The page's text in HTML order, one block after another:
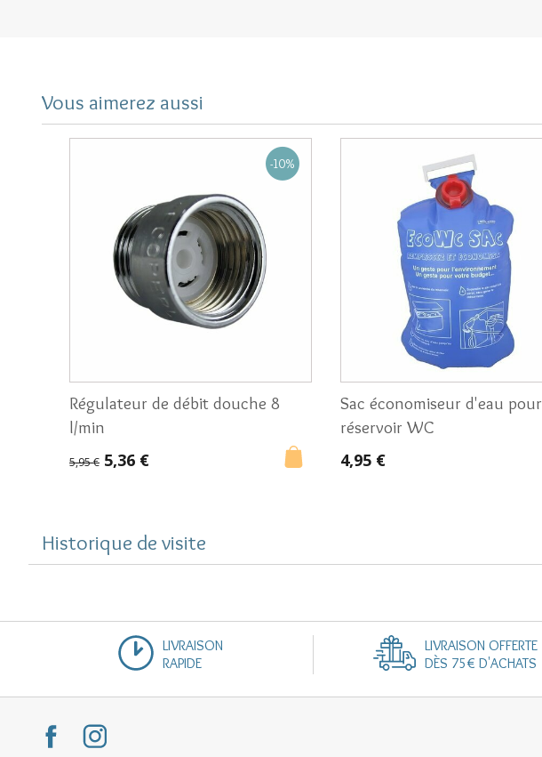
Vous aimerez aussi
-10%
Régulateur de débit douche 8
l/min
5,95 € 5,36 €
Sac économiseur d'eau pour
réservoir WC
4,95 €
Historique de visite
LIVRAISON
RAPIDE
LIVRAISON OFFERTE
DÈS 75€ D'ACHATS